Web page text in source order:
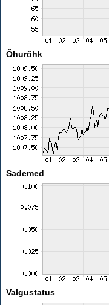
Õhurõhk
Sademed
Valgustatus